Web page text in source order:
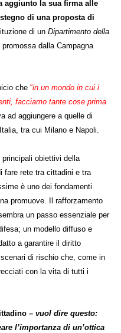
aggiunto la sua firma alle
di una proposta di
di un Dipartimento della
promossa dalla Campagna
che “in un mondo in cui i
facciamo tante cose prima
ad aggiungere a quelle di
tra cui Milano e Napoli.
obiettivi della
fare rete tra cittadini e tra
è uno dei fondamenti
promuove. Il rafforzamento
un passo essenziale per
un modello diffuso e
a garantire il diritto
di rischio che, come in
con la vita di tutti i
– vuol dire questo:
l’importanza di un’ottica